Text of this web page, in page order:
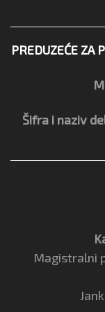
PREDUZEĆE ZA
Šifra i naziv
Magistralni